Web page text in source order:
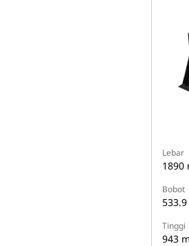
Lebar
1890
Bobot
Tinggi
943